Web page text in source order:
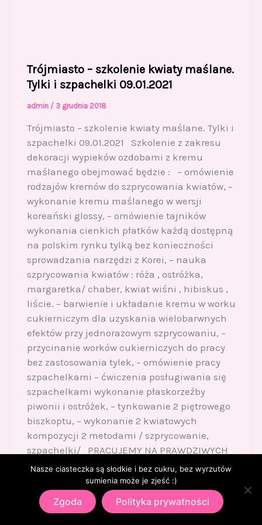
Trójmiasto – szkolenie kwiaty maślane.
Tylki i szpachelki 09.01.2021
admin / 3 grudnia 2018
Trójmiasto – szkolenie kwiaty maślane. Tylki i
szpachelki 09.01.2021 Szkolenie z zakresu
dekoracji wypieków ozdobami z kremu
maślanego obejmować będzie : – omówienie
rodzajów kremów do szprycowania kwiatów, –
wykonanie kremu maślanego w wersji
koreański glossy, – omówienie tajników
wykonania cienkich płatków każdą dostępną
na polskim rynku tylką bez konieczności
sprowadzania narzędzi z Korei, – nauka
szprycowania kwiatów : róża , ostróżka,
margaretka/ chaber, kwiat wiśni , hibiskus ,
liście. – barwienie i układanie kremu w worku
cukierniczym dla uzyskania wielobarwnych
efektów przy jednorazowym szprycowaniu, –
przycinanie worków cukierniczych do pracy
bez zastosowania tylek, – omówienie pracy
szpachelkami – ćwiczenia posługiwania się
szpachelkami wykonanie płaskorzeźby
piwonii i ostróżek, – tynkowanie 2 piętrowego
biszkoptu, – wykonanie 2 kwiatowych
kompozycji 2 metodami / szprycowanie,
szpachelki/ PRACUJEMY NA PRAWDZIWYCH
BISZKOPTACH 🙂 Prowadzenie – Anna
Jędrzejewska – Słodkie Królestwo
Dostępnych 6 miejsc, nabór trwa. Zajęcia :
godz .9 -17 Organizator WypiekAna &
Nasze ciasteczka są słodkie i bez cukru, bez wyrzutów
sumienia może je zjeść :)
Zgoda Polityka prywatności